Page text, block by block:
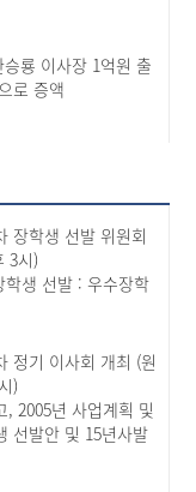
룡 이사장 1억원 출
로 증액
장학생 선발 위원회
3시)
생 선발 : 우수장학
정기 이사회 개최 (원
)
, 2005년 사업계획 및
선발안 및 15년사발